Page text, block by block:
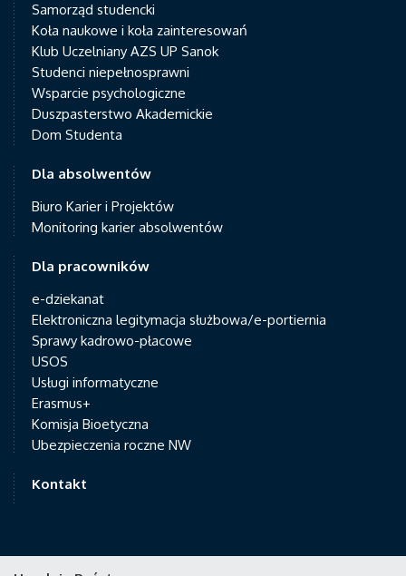
Samorząd studencki
Koła naukowe i koła zainteresowań
Klub Uczelniany AZS UP Sanok
Studenci niepełnosprawni
Wsparcie psychologiczne
Duszpasterstwo Akademickie
Dom Studenta
Dla absolwentów
Biuro Karier i Projektów
Monitoring karier absolwentów
Dla pracowników
e-dziekanat
Elektroniczna legitymacja służbowa/e-portiernia
Sprawy kadrowo-płacowe
USOS
Usługi informatyczne
Erasmus+
Komisja Bioetyczna
Ubezpieczenia roczne NW
Kontakt